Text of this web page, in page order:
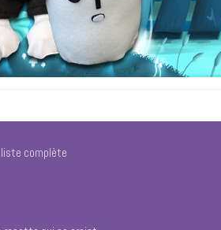
complète